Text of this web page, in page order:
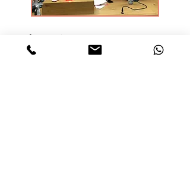
מרכיבי פגות בהורות; שיחה על
הורות לפגים עם ריקי שוורצמן